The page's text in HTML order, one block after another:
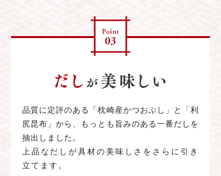
品質に定評のある「枕崎産かつおぶし」と「利
尻昆布」から、もっとも旨みのある一番だしを
抽出しました。
上品なだしが具材の美味しさをさらに引き
立てます。